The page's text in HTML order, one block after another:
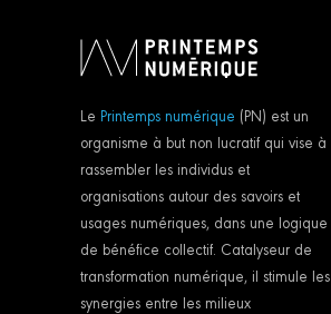
Le Printemps numérique (PN) est un
organisme à but non lucratif qui vise à
rassembler les individus et
organisations autour des savoirs et
usages numériques, dans une logique
de bénéfice collectif. Catalyseur de
transformation numérique, il stimule les
synergies entre les milieux